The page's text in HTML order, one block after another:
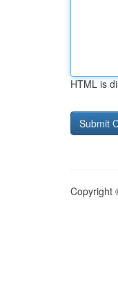
HTML is
Copyright